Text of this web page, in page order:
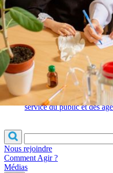
Rémunération
|
OTE et DDI
|
Travail & santé
|
Action sociale
|
Contractuels
Le dialogue social
service du public et des
Nous rejoindre
Comment Agir ?
Médias